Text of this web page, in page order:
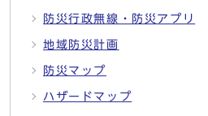
防災行政無線・防災アプリ
地域防災計画
防災マップ
ハザードマップ